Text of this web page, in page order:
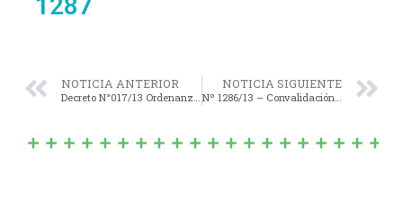
NOTICIA ANTERIOR
Decreto N°017/13 Ordenanzas N° 1283/13-1284/13-1285
NOTICIA SIGUIENTE
Nº 1286/13 – Convalidación Contratos Leasing Nº 314-315-316-317/13